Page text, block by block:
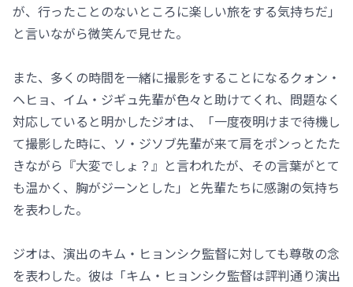
が、行ったことのないところに楽しい旅をする気持ちだ」
と言いながら微笑んで見せた。
また、多くの時間を一緒に撮影をすることになるクォン・
ヘヒョ、イム・ジギュ先輩が色々と助けてくれ、問題なく
対応していると明かしたジオは、「一度夜明けまで待機し
て撮影した時に、ソ・ジソブ先輩が来て肩をポンっとたた
きながら『大変でしょ？』と言われたが、その言葉がとて
も温かく、胸がジーンとした」と先輩たちに感謝の気持ち
を表わした。
ジオは、演出のキム・ヒョンシク監督に対しても尊敬の念
を表わした。彼は「キム・ヒョンシク監督は評判通り演出